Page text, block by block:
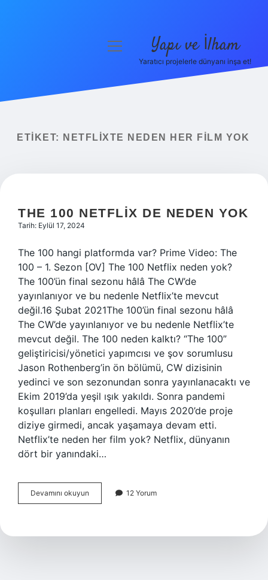
Yasal Uyarı
menüyü
Yapı ve İlham
Yaratıcı projelerle dünyanı inşa et!
ETIKET: NETFLIXTE NEDEN HER FILM YOK
THE 100 NETFLIX DE NEDEN YOK
Tarih: Eylül 17, 2024
The 100 hangi platformda var? Prime Video: The
100 – 1. Sezon [OV] The 100 Netflix neden yok?
The 100’ün final sezonu hâlâ The CW’de
yayınlanıyor ve bu nedenle Netflix’te mevcut
değil.16 Şubat 2021The 100’ün final sezonu hâlâ
The CW’de yayınlanıyor ve bu nedenle Netflix’te
mevcut değil. The 100 neden kalktı? “The 100”
geliştiricisi/yönetici yapımcısı ve şov sorumlusu
Jason Rothenberg’in ön bölümü, CW dizisinin
yedinci ve son sezonundan sonra yayınlanacaktı ve
Ekim 2019’da yeşil ışık yakıldı. Sonra pandemi
koşulları planları engelledi. Mayıs 2020’de proje
diziye girmedi, ancak yaşamaya devam etti.
Netflix’te neden her film yok? Netflix, dünyanın
dört bir yanındaki…
Devamını okuyun
100
Neden
12 Yorum